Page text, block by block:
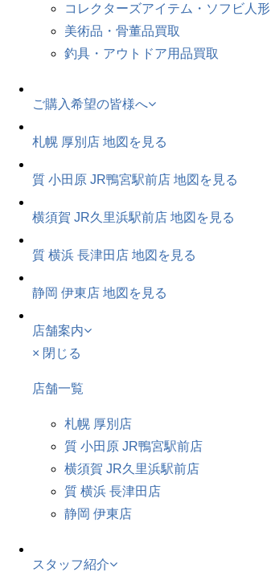
コレクターズアイテム・ソフビ人形
美術品・骨董品買取
釣具・アウトドア用品買取
ご購入希望の皆様へ
札幌 厚別店 地図を見る
質 小田原 JR鴨宮駅前店 地図を見る
横須賀 JR久里浜駅前店 地図を見る
質 横浜 長津田店 地図を見る
静岡 伊東店 地図を見る
店舗案内
× 閉じる
店舗一覧
札幌 厚別店
質 小田原 JR鴨宮駅前店
横須賀 JR久里浜駅前店
質 横浜 長津田店
静岡 伊東店
スタッフ紹介